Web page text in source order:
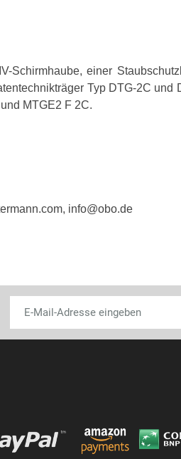
Schirmhaube, einer
Typ DTG-2C und
MTGE2 F 2C.
info@obo.de